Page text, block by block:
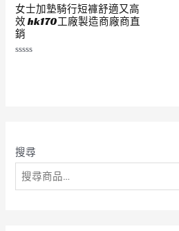
搜尋
女士加墊騎行短褲舒適又高
效 hk170工廠製造商廠商直
銷